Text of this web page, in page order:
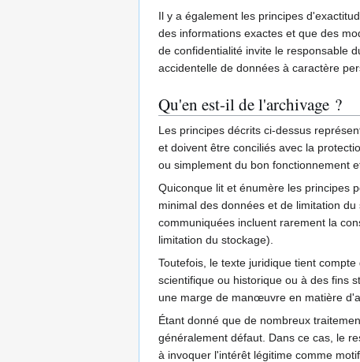
Il y a également les principes
des informations exactes et que des
de confidentialité invite le responsable
accidentelle de données à caractère
Qu'en est-il de l'archivage ?
Les principes décrits ci-dessus
et doivent être conciliés avec la
ou simplement du bon fonctionnement
Quiconque lit et énumère les principes
minimal des données et de limitation
communiquées incluent rarement la
limitation du stockage).
Toutefois, le texte juridique tient
scientifique ou historique ou à des fins
une marge de manœuvre en matière
Étant donné que de nombreux
généralement défaut. Dans ce cas, le
à invoquer l'intérêt légitime comme